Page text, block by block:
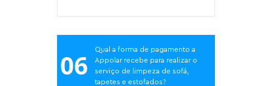
06
Qual a forma de pagamento a
Appolar recebe para realizar o
serviço de limpeza de sofá,
tapetes e estofados?